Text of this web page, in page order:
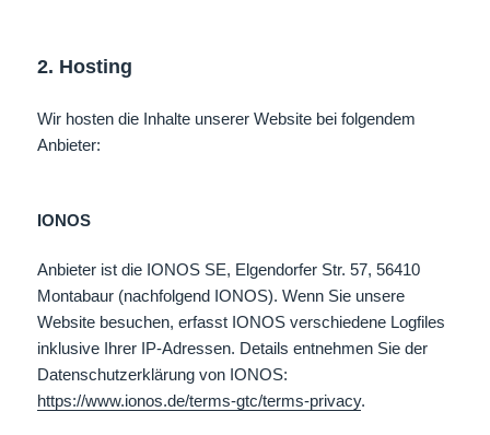
2. Hosting
Wir hosten die Inhalte unserer Website bei folgendem
Anbieter:
IONOS
Anbieter ist die IONOS SE, Elgendorfer Str. 57, 56410
Montabaur (nachfolgend IONOS). Wenn Sie unsere
Website besuchen, erfasst IONOS verschiedene Logfiles
inklusive Ihrer IP-Adressen. Details entnehmen Sie der
Datenschutzerklärung von IONOS:
https://www.ionos.de/terms-gtc/terms-privacy.